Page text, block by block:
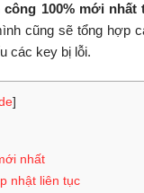
công 100% mới
cũng sẽ tổng hợp
các key bị lỗi.
]
nhất
nhật liên tục